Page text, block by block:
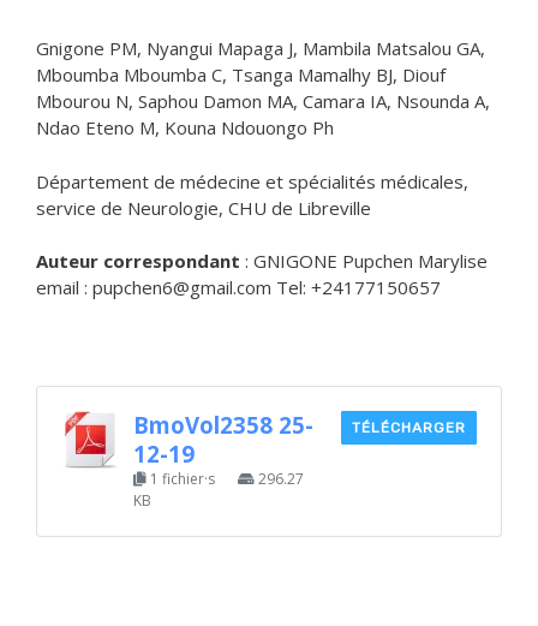
Gnigone PM, Nyangui Mapaga J, Mambila Matsalou GA,
Mboumba Mboumba C, Tsanga Mamalhy BJ, Diouf
Mbourou N, Saphou Damon MA, Camara IA, Nsounda A,
Ndao Eteno M, Kouna Ndouongo Ph
Département de médecine et spécialités médicales,
service de Neurologie, CHU de Libreville
Auteur correspondant : GNIGONE Pupchen Marylise
email : pupchen6@gmail.com Tel: +24177150657
BmoVol2358 25-
12-19
1 fichier·s
296.27
KB
TÉLÉCHARGER